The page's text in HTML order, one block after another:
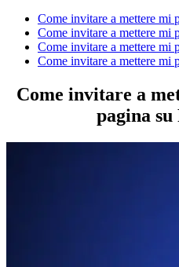
Come invitare a mettere mi
Come invitare a mettere mi
Come invitare a mettere mi
Come invitare a mettere mi
Come invitare a
pagina su